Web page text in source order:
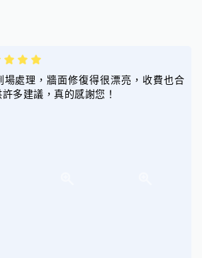
場處理，牆面修復得很漂亮，收費也合
多建議，真的感謝您！